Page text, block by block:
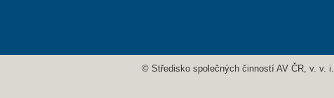
© Středisko společných činností AV ČR, v. v. i.